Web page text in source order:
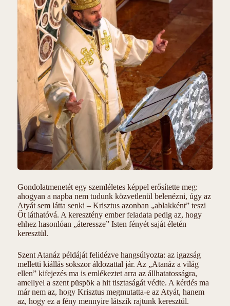
Gondolatmenetét egy szemléletes képpel erősítette meg:
ahogyan a napba nem tudunk közvetlenül belenézni, úgy az
Atyát sem látta senki – Krisztus azonban „ablakként” teszi
Őt láthatóvá. A keresztény ember feladata pedig az, hogy
ehhez hasonlóan „áteressze” Isten fényét saját életén
keresztül.
Szent Atanáz példáját felidézve hangsúlyozta: az igazság
melletti kiállás sokszor áldozattal jár. Az „Atanáz a világ
ellen” kifejezés ma is emlékeztet arra az állhatatosságra,
amellyel a szent püspök a hit tisztaságát védte. A kérdés ma
már nem az, hogy Krisztus megmutatta-e az Atyát, hanem
az, hogy ez a fény mennyire látszik rajtunk keresztül.